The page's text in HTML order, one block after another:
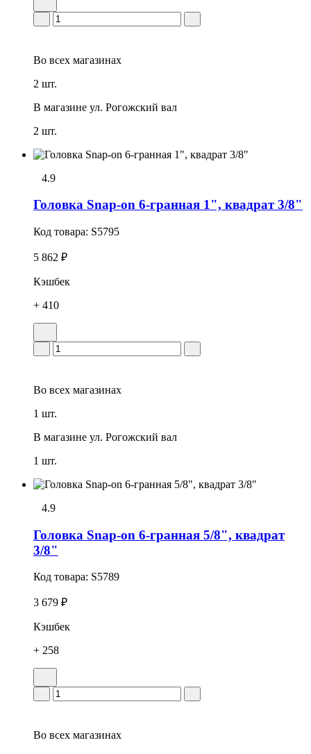
Во всех магазинах
2 шт.
В магазине ул. Рогожский вал
2 шт.
4.9
Головка Snap-on 6-гранная 1", квадрат 3/8"
Код товара: S5795
5 862 ₽
Кэшбек
+ 410
Во всех магазинах
1 шт.
В магазине ул. Рогожский вал
1 шт.
4.9
Головка Snap-on 6-гранная 5/8", квадрат
3/8"
Код товара: S5789
3 679 ₽
Кэшбек
+ 258
Во всех магазинах